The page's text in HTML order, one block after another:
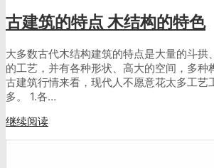
古建筑的特点 木结构的特色
大多数古代木结构建筑的特点是大量的斗拱
的工艺，并有各种形状、高大的空间，多种
古建筑行情来看，现代人不愿意花太多工艺
多。 1.各…
继续阅读